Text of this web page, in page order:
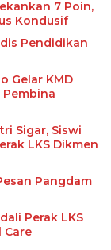
7 Poin,
Kondusif
Pendidikan
Gelar KMD
Sigar, Siswi
LKS Dikmen
Pangdam
Perak LKS
Care